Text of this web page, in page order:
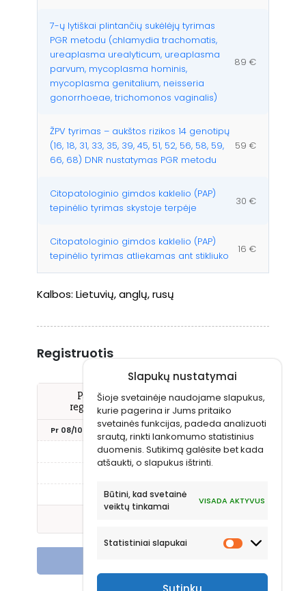
Slapukų nustatymai
Šioje svetainėje naudojame slapukus,
kurie pagerina ir Jums pritaiko
svetainės funkcijas, padeda analizuoti
srautą, rinkti lankomumo statistinius
duomenis. Sutikimą galėsite bet kada
atšaukti, o slapukus ištrinti.
Būtini, kad svetainė
veiktų tinkamai
VISADA AKTYVUS
Statistiniai slapukai
7-ų lytiškai plintančių sukėlėjų tyrimas
PGR metodu (chlamydia trachomatis,
ureaplasma urealyticum, ureaplasma
parvum, mycoplasma hominis,
mycoplasma genitalium, neisseria
gonorrhoeae, trichomonos vaginalis)
89 €
ŽPV tyrimas – aukštos rizikos 14 genotipų
(16, 18, 31, 33, 35, 39, 45, 51, 52, 56, 58, 59,
66, 68) DNR nustatymas PGR metodu
59 €
Citopatologinio gimdos kaklelio (PAP)
tepinėlio tyrimas skystoje terpėje
30 €
Citopatologinio gimdos kaklelio (PAP)
tepinėlio tyrimas atliekamas ant stikliuko
16 €
Kalbos: Lietuvių, anglų, rusų
Registruotis
Pažymėkite Jums tinkantį laiką ir
registruokitės vizitui pas šį gydytoją
Pr 08/10 An 08/11
13:15
Tr 08/12
16:00
17:00
Kt 08/13